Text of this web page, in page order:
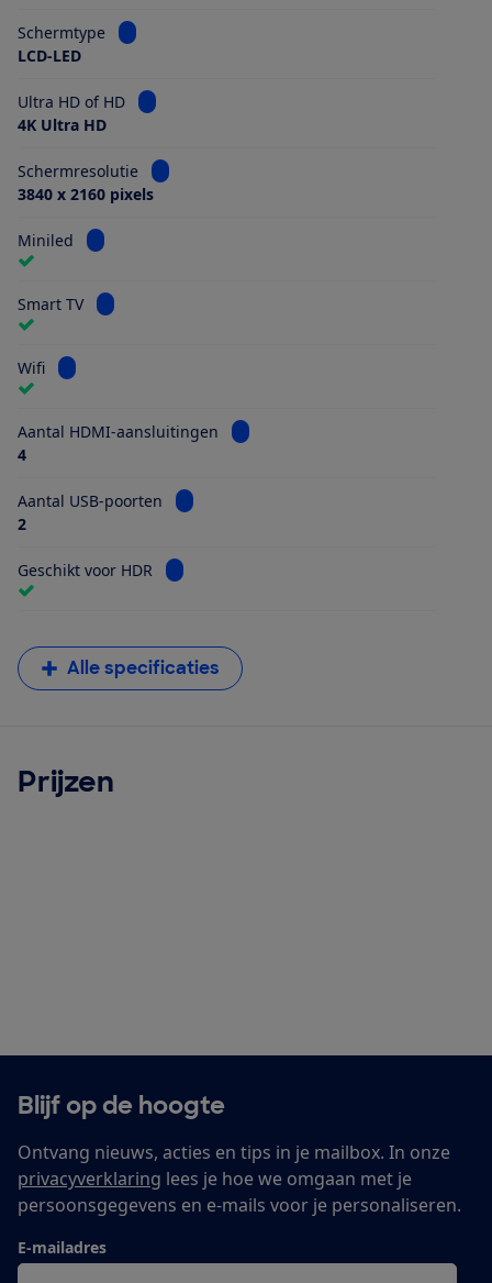
Schermtype
Bekijk informatie voor Schermtype
LCD-LED
Ultra HD of HD
Bekijk informatie voor Ultra HD of HD
4K Ultra HD
Schermresolutie
Bekijk informatie voor Schermresolutie
3840 x 2160 pixels
Miniled Bekijk informatie voor Miniled
Smart TV Bekijk informatie voor Smart TV
Wifi Bekijk informatie voor Wifi
Aantal HDMI-aansluitingen
Bekijk informatie voor Aantal
4
Aantal USB-poorten
Bekijk informatie voor Aantal USB-poorten
2
Geschikt voor HDR Bekijk informatie voor Geschikt voor HDR
Alle specificaties
Prijzen
Blijf op de hoogte
Ontvang nieuws, acties en tips in je mailbox. In onze
privacyverklaring lees je hoe we omgaan met je
persoonsgegevens en e-mails voor je personaliseren.
E-mailadres